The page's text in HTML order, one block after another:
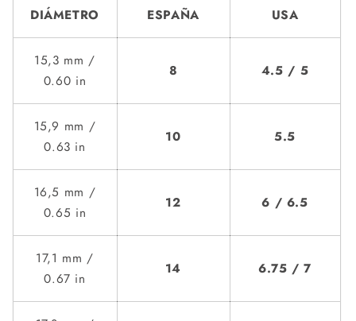
DIÁMETRO ESPAÑA USA
15,3 mm /
0.60 in
8 4.5 / 5
15,9 mm /
0.63 in
10 5.5
16,5 mm /
0.65 in
12 6 / 6.5
17,1 mm /
0.67 in
14 6.75 / 7